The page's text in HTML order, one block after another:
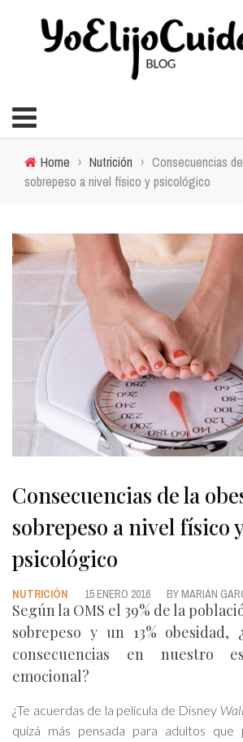
Home › Nutrición › Consecuencias
sobrepeso a nivel físico y psicológico
Consecuencias de la
sobrepeso a nivel físico y
psicológico
NUTRICIÓN 15 ENERO 2016 BY MARIÁN
Según la OMS el 39% de la
sobrepeso y un 13% obesidad,
consecuencias en nuestro
emocional?
¿Te acuerdas de la película de Disney
quizá más pensada para adultos que